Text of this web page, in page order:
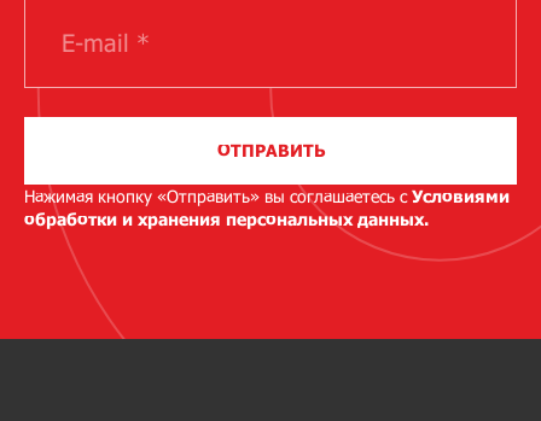
ОТПРАВИТЬ
Нажимая кнопку «Отправить» вы соглашаетесь сУсловиями
обработки и хранения персональных данных.